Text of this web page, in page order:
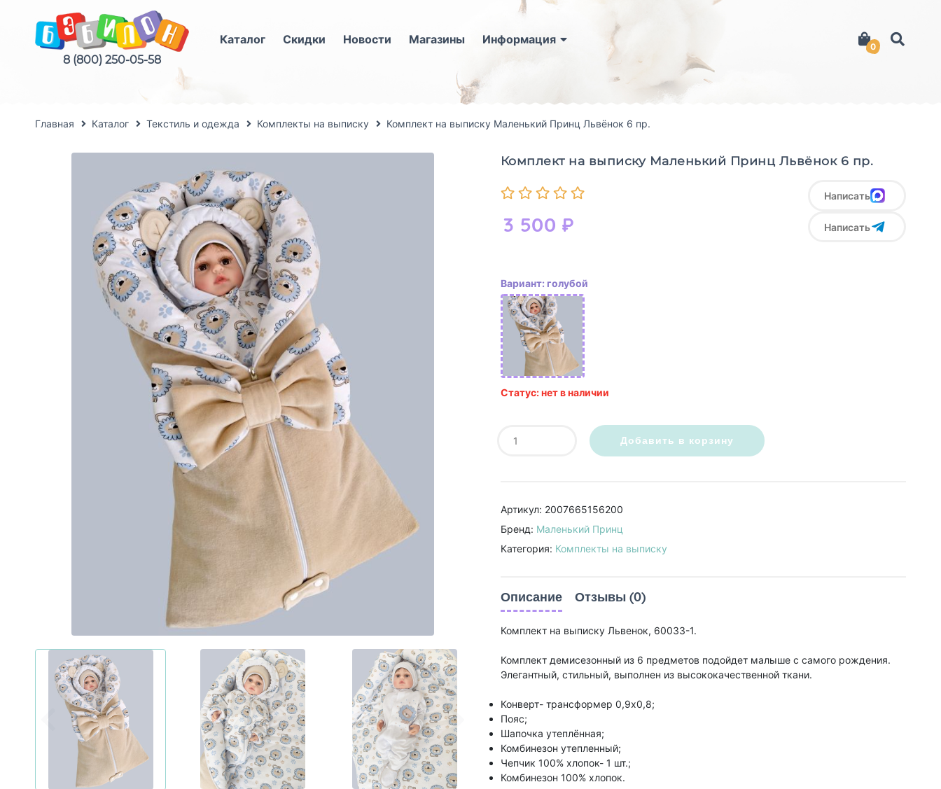
8 (800) 250-05-58
Каталог Скидки Новости Магазины Информация
0
Главная Каталог Текстиль и одежда Комплекты на выписку Комплект на выписку Маленький Принц Львёнок 6 пр.
Комплект на выписку Маленький Принц Львёнок 6 пр.
3 500 ₽
Написать
Написать
Вариант: голубой
Статус: нет в наличии
Добавить в корзину
Артикул: 2007665156200
Бренд: Маленький Принц
Категория: Комплекты на выписку
Описание Отзывы (0)
Комплект на выписку Львенок, 60033-1.
Комплект демисезонный из 6 предметов подойдет малышe с самого рождения.
Элегантный, стильный, выполнен из высококачественной ткани.
Конверт- трансформер 0,9х0,8;
Пояс;
Шапочка утеплённая;
Комбинезон утепленный;
Чепчик 100% хлопок- 1 шт.;
Комбинезон 100% хлопок.